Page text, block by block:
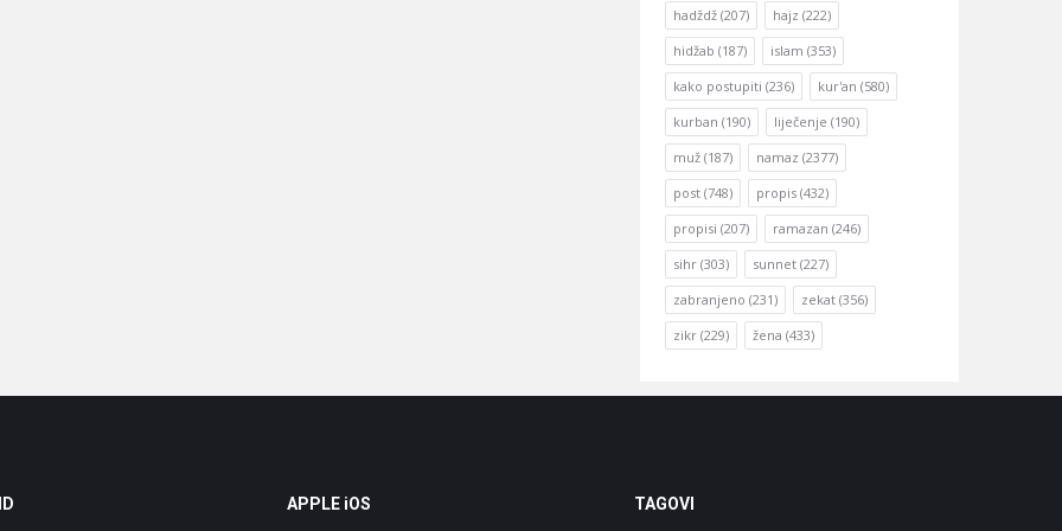
hadždž (207) hajz (222)
hidžab (187) islam (353)
kako postupiti (236) kur'an (580)
kurban (190) liječenje (190)
muž (187) namaz (2377)
post (748) propis (432)
propisi (207) ramazan (246)
sihr (303) sunnet (227)
zabranjeno (231) zekat (356)
zikr (229) žena (433)
APPLE iOS TAGOVI